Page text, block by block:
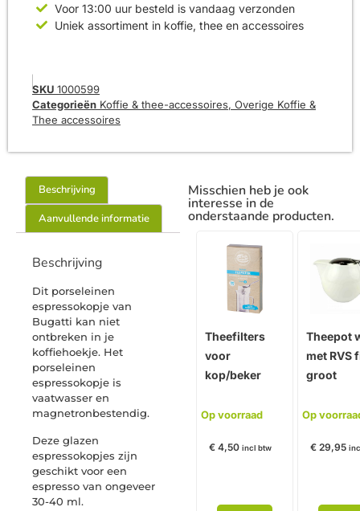
Voor 13:00 uur besteld is vandaag verzonden
Uniek assortiment in koffie, thee en accessoires
SKU 1000599
Categorieën Koffie & thee-accessoires, Overige Koffie &
Thee accessoires
Beschrijving
Aanvullende informatie
Beschrijving
Dit porseleinen
espressokopje van
Bugatti kan niet
ontbreken in je
koffiehoekje. Het
porseleinen
espressokopje is
vaatwasser en
magnetronbestendig.
Deze glazen
espressokopjes zijn
geschikt voor een
espresso van ongeveer
30-40 ml.
Misschien heb je ook
interesse in de
onderstaande producten.
Theefilters
voor
kop/beker
Op voorraad
€ 4,50 incl btw
Theepot
met RVS
groot
Op
€29,95